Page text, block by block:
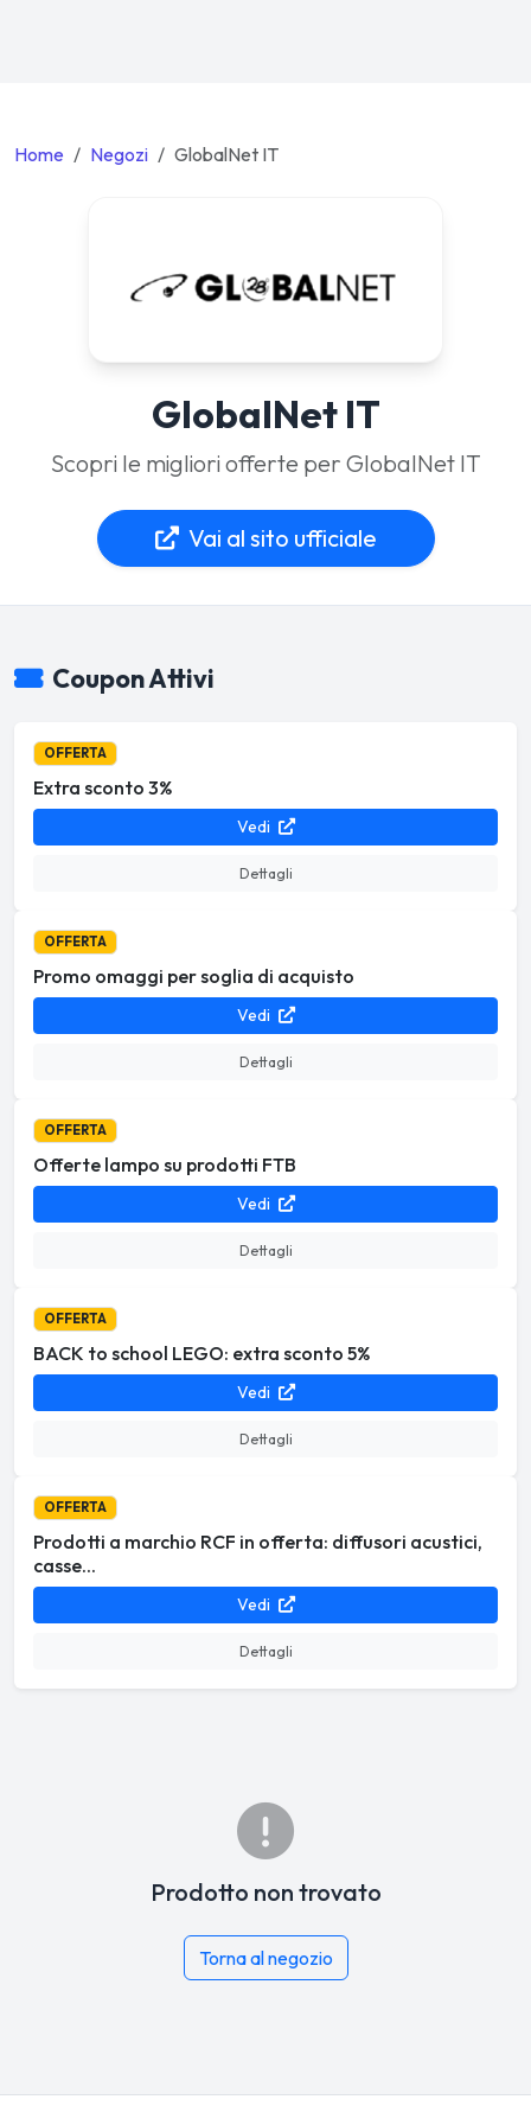
Home Negozi GlobalNet IT
GlobalNet IT
Scopri le migliori offerte per GlobalNet IT
Vai al sito ufficiale
Coupon Attivi
OFFERTA
Extra sconto 3%
Vedi
Dettagli
OFFERTA
Promo omaggi per soglia di acquisto
Vedi
Dettagli
OFFERTA
Offerte lampo su prodotti FTB
Vedi
Dettagli
OFFERTA
BACK to school LEGO: extra sconto 5%
Vedi
Dettagli
OFFERTA
Prodotti a marchio RCF in offerta: diffusori acustici,
casse...
Vedi
Dettagli
Prodotto non trovato
Torna al negozio